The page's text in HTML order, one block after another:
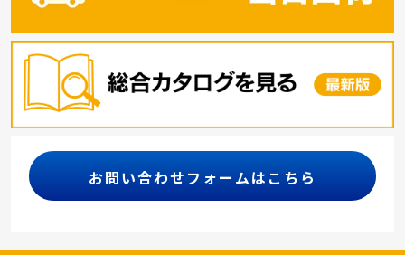
お問い合わせフォームはこちら